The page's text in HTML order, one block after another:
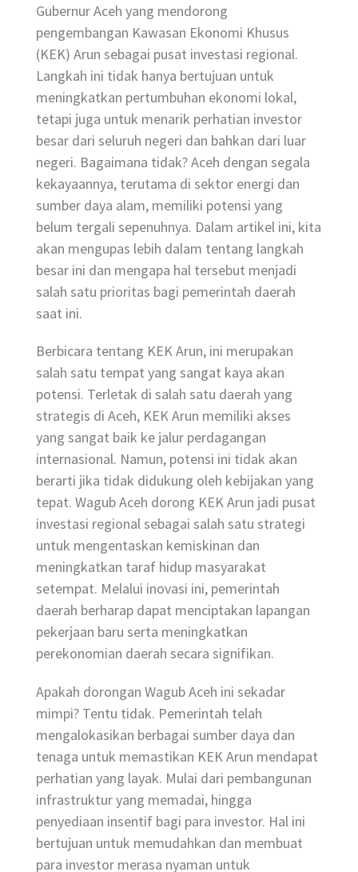
Gubernur Aceh yang mendorong
pengembangan Kawasan Ekonomi Khusus
(KEK) Arun sebagai pusat investasi regional.
Langkah ini tidak hanya bertujuan untuk
meningkatkan pertumbuhan ekonomi lokal,
tetapi juga untuk menarik perhatian investor
besar dari seluruh negeri dan bahkan dari luar
negeri. Bagaimana tidak? Aceh dengan segala
kekayaannya, terutama di sektor energi dan
sumber daya alam, memiliki potensi yang
belum tergali sepenuhnya. Dalam artikel ini, kita
akan mengupas lebih dalam tentang langkah
besar ini dan mengapa hal tersebut menjadi
salah satu prioritas bagi pemerintah daerah
saat ini.
Berbicara tentang KEK Arun, ini merupakan
salah satu tempat yang sangat kaya akan
potensi. Terletak di salah satu daerah yang
strategis di Aceh, KEK Arun memiliki akses
yang sangat baik ke jalur perdagangan
internasional. Namun, potensi ini tidak akan
berarti jika tidak didukung oleh kebijakan yang
tepat. Wagub Aceh dorong KEK Arun jadi pusat
investasi regional sebagai salah satu strategi
untuk mengentaskan kemiskinan dan
meningkatkan taraf hidup masyarakat
setempat. Melalui inovasi ini, pemerintah
daerah berharap dapat menciptakan lapangan
pekerjaan baru serta meningkatkan
perekonomian daerah secara signifikan.
Apakah dorongan Wagub Aceh ini sekadar
mimpi? Tentu tidak. Pemerintah telah
mengalokasikan berbagai sumber daya dan
tenaga untuk memastikan KEK Arun mendapat
perhatian yang layak. Mulai dari pembangunan
infrastruktur yang memadai, hingga
penyediaan insentif bagi para investor. Hal ini
bertujuan untuk memudahkan dan membuat
para investor merasa nyaman untuk